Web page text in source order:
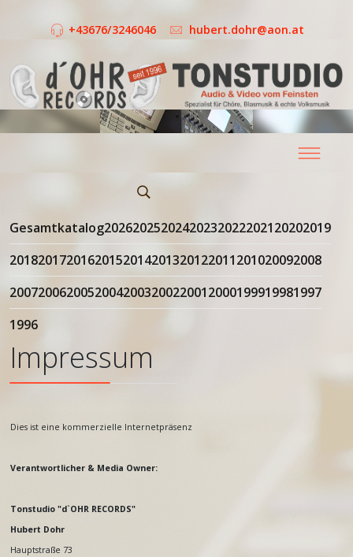
+43676/3246046 hubert.dohr@aon.at
Gesamtkatalog20262025202420232022202120202019
20182017201620152014201320122011201020092008
20072006200520042003200220012000199919981997
1996
Impressum
Dies ist eine kommerzielle Internetpräsenz
Verantwortlicher & Media Owner:
Tonstudio "d`OHR RECORDS"
Hubert Dohr
Hauptstraße 73